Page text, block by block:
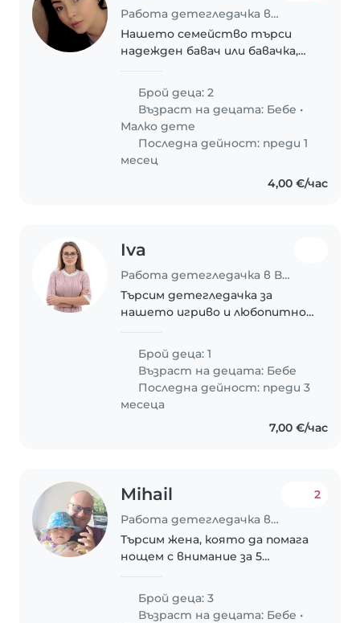
Работа детегледачка в Велико Търново
Нашето семейство търси
надежден бавач или бавачка,
двете ни деца - едногодишно
бебе и тригодишно дете. Те
са много енергични,
любознателни и творчески...
Брой деца: 2
Възраст на децата: Бебе •
Малко дете
Последна дейност: преди 1
месец
4,00 €/час
Iva
Работа детегледачка в Варна
Търсим детегледачка за
нашето игриво и любопитно
изпратите съобщение, ако
сте заинтересувани от тази
работа.
Брой деца: 1
Възраст на децата: Бебе
Последна дейност: преди 3
месеца
7,00 €/час
Mihail
Работа детегледачка в Варна
2
Търсим жена, която да помага
нощем с внимание за 5
Брой деца: 3
Възраст на децата: Бебе •